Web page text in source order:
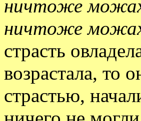
ничтоже
ничтоже
страсть
возрастала, то
страстью,